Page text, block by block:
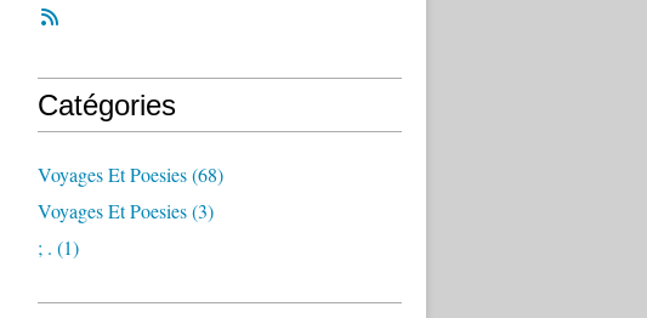
Catégories
Voyages Et Poesies(68)
Voyages Et Poesies(3)
; . (1)